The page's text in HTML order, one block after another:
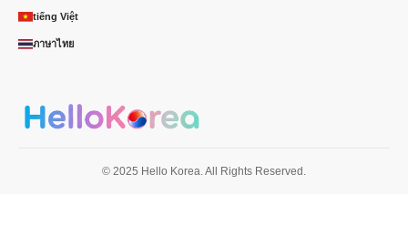
tiếng Việt
ภาษาไทย
© 2025 Hello Korea. All Rights Reserved.